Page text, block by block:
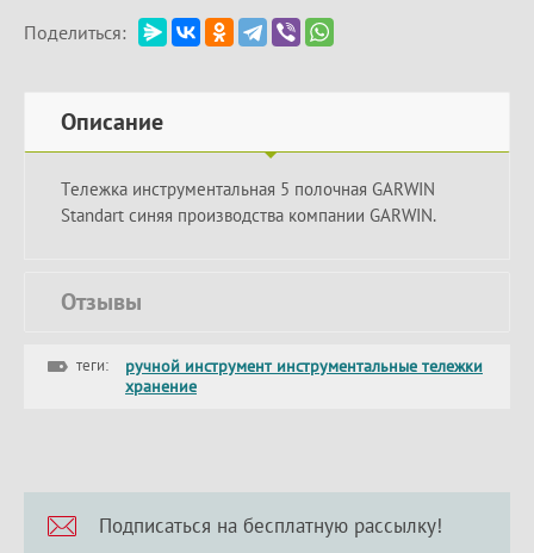
Поделиться:
Описание
Тележка инструментальная 5 полочная GARWIN
Standart синяя производства компании GARWIN.
Отзывы
теги:
ручной инструмент инструментальные тележки
хранение
Подписаться на бесплатную рассылку!